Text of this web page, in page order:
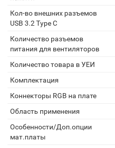
Кол-во внешних разъемов
USB 3.2 Type C
Количество разъемов
питания для вентиляторов
Количество товара в УЕИ
Комплектация
Коннекторы RGB на плате
Область применения
Особенности/Доп.опции
мат.платы